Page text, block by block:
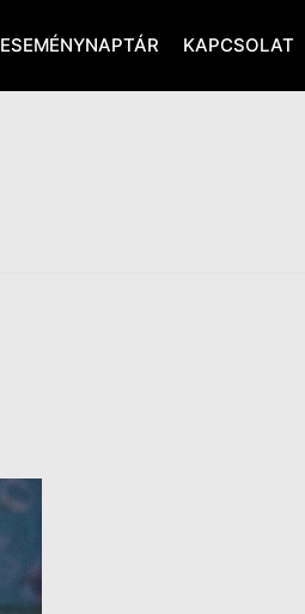
ESEMÉNYNAPTÁR KAPCSOLAT